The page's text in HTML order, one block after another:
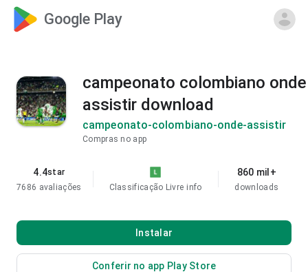
Google Play
campeonato colombiano onde
assistir download
campeonato-colombiano-onde-assistir
Compras no app
4.4star
7686 avaliações
Classificação Livre info
860 mil+
downloads
Instalar
Conferir no app Play Store